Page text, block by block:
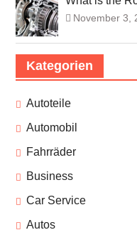
November 3,
Kategorien
Autoteile
Automobil
Fahrräder
Business
Car Service
Autos